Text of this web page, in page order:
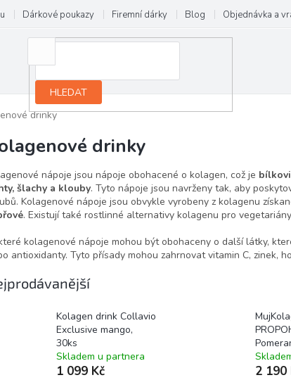
Dárkové poukazy Firemní dárky Blog Objednávka a
HLEDAT
drinky
drinky
nápoje jsou nápoje obohacené o kolagen, což je
šlachy a klouby. Tyto nápoje jsou navrženy tak, aby
Kolagenové nápoje jsou obvykle vyrobeny z kolagenu
. Existují také rostlinné alternativy kolagenu pro
kolagenové nápoje mohou být obohaceny o další látky,
antioxidanty. Tyto přísady mohou zahrnovat vitamin C, zinek,
Kolagen drink Collavio
Exclusive mango,
30ks
Skladem u partnera
1 099 Kč 2 190